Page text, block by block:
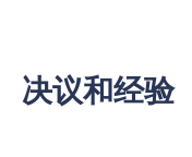
决议和经验